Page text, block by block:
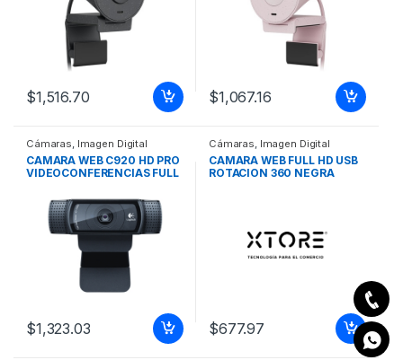
$1,516.70 $1,067.16
Cámaras, Imagen Digital
CAMARA WEB C920 HD PRO
VIDEOCONFERENCIAS FULL
CLARIDAD LENTE DE
CRISTAL, LUZ HD
AUTOMATICA CAMARA
WEB LOGITECH C920
FULLHD 1080P FOTO 15MP
LENTE CARL ZEISS
$1,323.03
Cámaras, Imagen Digital
CAMARA WEB FULL HD USB
ROTACION 360 NEGRA
$677.97